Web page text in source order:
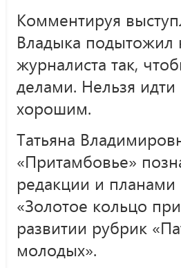
Комментируя
Владыка подытожил
журналиста так,
делами. Нельзя
хорошим.
Татьяна
«Притамбовье»
редакции и планами
«Золотое кольцо
развитии рубрик
молодых».